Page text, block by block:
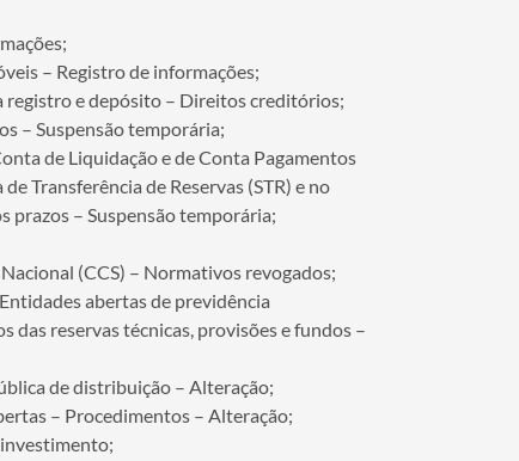
– Registro de informações;
registro e depósito – Direitos creditórios;
– Suspensão temporária;
de Liquidação e de Conta Pagamentos
Transferência de Reservas (STR) e no
prazos – Suspensão temporária;
(CCS) – Normativos revogados;
abertas de previdência
das reservas técnicas, provisões e fundos –
de distribuição – Alteração;
– Procedimentos – Alteração;